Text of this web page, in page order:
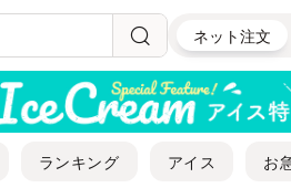
ネット注文
ランキング アイス お